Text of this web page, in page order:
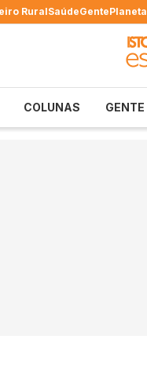
RuralSaúdeGentePlaneta
COLUNAS GENTE